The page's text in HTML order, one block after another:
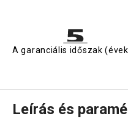
A garanciális időszak
Leírás és